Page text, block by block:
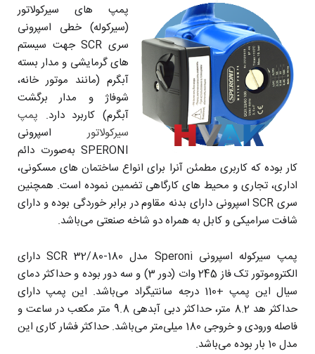
پمپ های سیرکولاتور
(سیرکوله) خطی اسپرونی
سری SCR جهت سیستم
های گرمایشی و مدار بسته
آبگرم (مانند موتور خانه،
شوفاژ و مدار برگشت
آبگرم) کاربرد دارد. پمپ
سیرکولاتور اسپرونی
SPERONI به‌صورت دائم
کار بوده که کاربری مطمئن آنرا برای انواع ساختمان های مسکونی،
اداری، تجاری و محیط های کارگاهی تضمین نموده است. همچنین
سری SCR اسپرونی دارای بدنه مقاوم در برابر خوردگی بوده و دارای
شافت سرامیکی و کابل به همراه دو شاخه صنعتی می‌باشد.
پمپ سیرکوله اسپرونی Speroni مدل SCR 32/80-180 دارای
الکتروموتور تک فاز 245 وات (دور 3) و سه دور بوده و حداکثر دمای
سیال این پمپ +110 درجه سانتیگراد می‌باشد. این پمپ دارای
حداکثر هد 8.2 متر، حداکثر دبی آبدهی 9.8 متر مکعب در ساعت و
فاصله ورودی و خروجی 180 میلی‌متر می‌باشد. حداکثر فشار کاری این
مدل 10 بار بوده می‌باشد.